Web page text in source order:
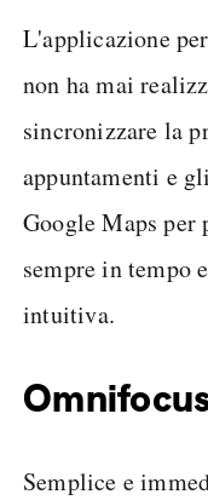
L'applicazione
non ha mai
sincronizzare la
appuntamenti e
Google Maps per
sempre in tempo
intuitiva.
Semplice e